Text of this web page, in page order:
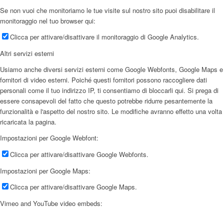
Se non vuoi che monitoriamo le tue visite sul nostro sito puoi disabilitare il
monitoraggio nel tuo browser qui:
Clicca per attivare/disattivare il monitoraggio di Google Analytics.
Altri servizi esterni
Usiamo anche diversi servizi esterni come Google Webfonts, Google Maps e
fornitori di video esterni. Poiché questi fornitori possono raccogliere dati
personali come il tuo indirizzo IP, ti consentiamo di bloccarli qui. Si prega di
essere consapevoli del fatto che questo potrebbe ridurre pesantemente la
funzionalità e l'aspetto del nostro sito. Le modifiche avranno effetto una volta
ricaricata la pagina.
Impostazioni per Google Webfont:
Clicca per attivare/disattivare Google Webfonts.
Impostazioni per Google Maps:
Clicca per attivare/disattivare Google Maps.
Vimeo and YouTube video embeds: